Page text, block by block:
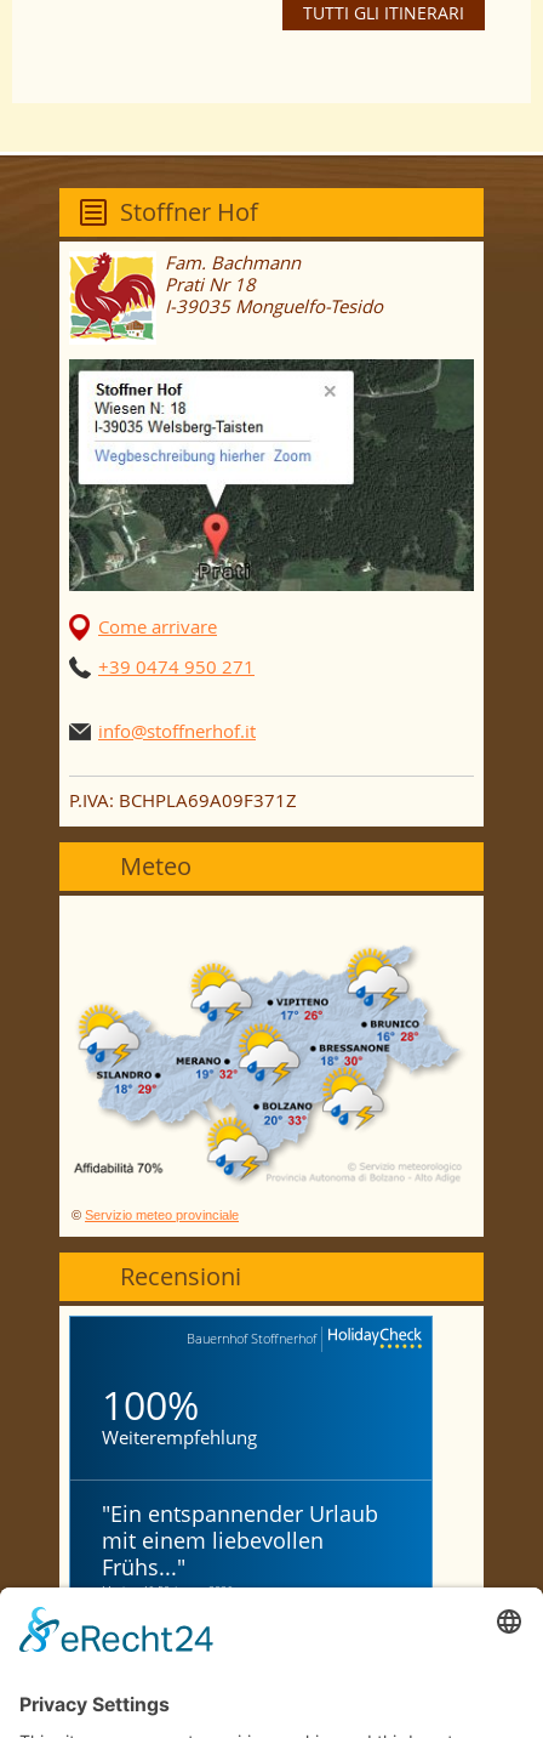
TUTTI GLI ITINERARI
Stoffner Hof
Fam. Bachmann
Prati Nr 18
I-39035 Monguelfo-Tesido
Come arrivare
+39 0474 950 271
info@stoffnerhof.it
P.IVA: BCHPLA69A09F371Z
Meteo
© Servizio meteo provinciale
Recensioni
Bauernhof Stoffnerhof
100%
Weiterempfehlung
"Ein entspannender Urlaub
mit einem liebevollen
Frühs..."
Marion, 46-50, Januar 2026
"Urlaub in Traumhafter
Natur"
"ein wunderschön gelegener